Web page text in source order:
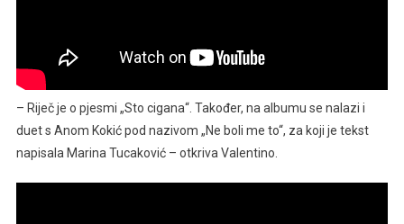
– Riječ je o pjesmi „Sto cigana“. Također, na albumu se nalazi i
duet s Anom Kokić pod nazivom „Ne boli me to“, za koji je tekst
napisala Marina Tucaković – otkriva Valentino.